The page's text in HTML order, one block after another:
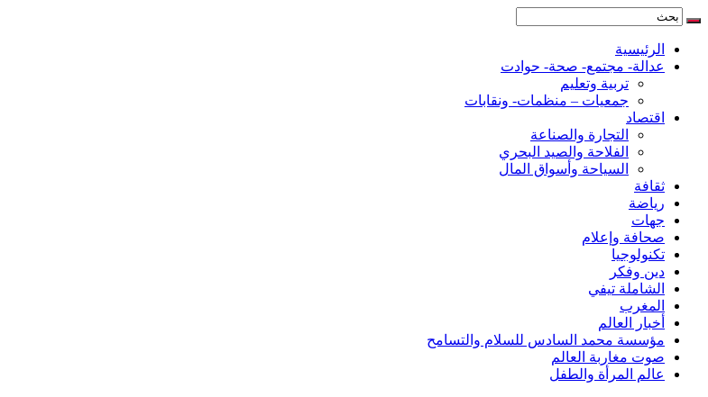
الرئيسية
عدالة- مجتمع- صحة- حوادت
تربية وتعليم
جمعيات – منظمات- ونقابات
اقتصاد
التجارة والصناعة
الفلاحة والصيد البحري
السياحة وأسواق المال
ثقافة
رياضة
جهات
صحافة وإعلام
تكنولوجيا
دين وفكر
الشاملة تيفي
المغرب
أخبار العالم
مؤسسة محمد السادس للسلام والتسامح
صوت مغاربة العالم
عالم المرأة والطفل